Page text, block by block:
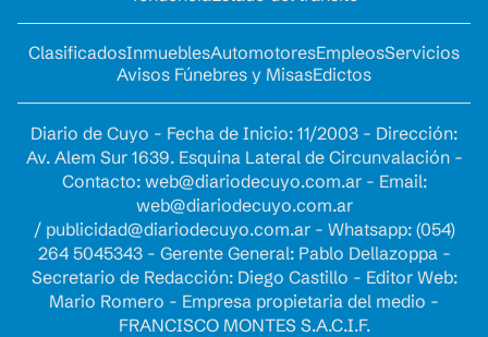
ClasificadosInmueblesAutomotoresEmpleosServicios
Avisos Fúnebres y MisasEdictos
Diario de Cuyo - Fecha de Inicio: 11/2003 - Dirección:
Av. Alem Sur 1639. Esquina Lateral de Circunvalación -
Contacto: web@diariodecuyo.com.ar- Email:
web@diariodecuyo.com.ar
/ publicidad@diariodecuyo.com.ar- Whatsapp: (054)
264 5045343 - Gerente General: Pablo Dellazoppa -
Secretario de Redacción: Diego Castillo - Editor Web:
Mario Romero - Empresa propietaria del medio -
FRANCISCO MONTES S.A.C.I.F.